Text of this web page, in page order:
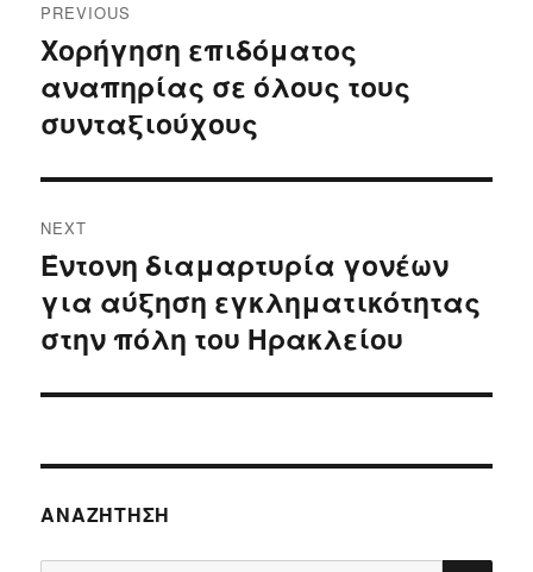
navigation
PREVIOUS
Previous
post:
Χορήγηση επιδόματος
αναπηρίας σε όλους τους
συνταξιούχους
NEXT
Next
post:
Έντονη διαμαρτυρία γονέων
για αύξηση εγκληματικότητας
στην πόλη του Ηρακλείου
ΑΝΑΖΉΤΗΣΗ